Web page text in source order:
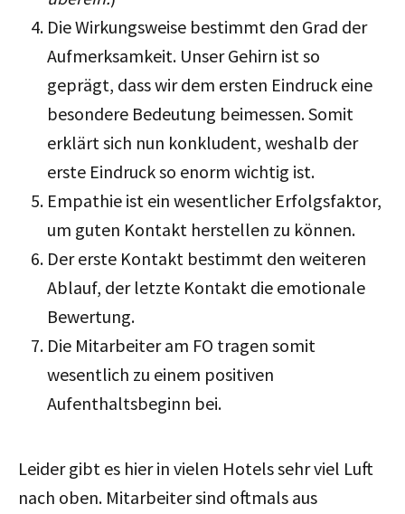
Die Wirkungsweise bestimmt den Grad der
Aufmerksamkeit. Unser Gehirn ist so
geprägt, dass wir dem ersten Eindruck eine
besondere Bedeutung beimessen. Somit
erklärt sich nun konkludent, weshalb der
erste Eindruck so enorm wichtig ist.
Empathie ist ein wesentlicher Erfolgsfaktor,
um guten Kontakt herstellen zu können.
Der erste Kontakt bestimmt den weiteren
Ablauf, der letzte Kontakt die emotionale
Bewertung.
Die Mitarbeiter am FO tragen somit
wesentlich zu einem positiven
Aufenthaltsbeginn bei.
Leider gibt es hier in vielen Hotels sehr viel Luft
nach oben. Mitarbeiter sind oftmals aus